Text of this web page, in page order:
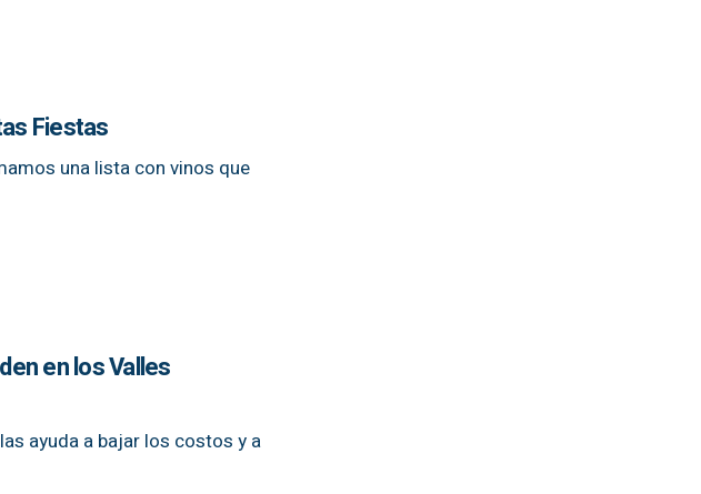
Fiestas
una lista con vinos que
en los Valles
ayuda a bajar los costos y a